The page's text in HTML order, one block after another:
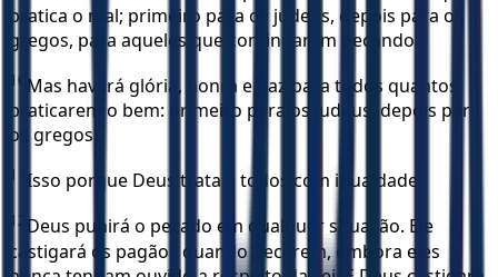
pratica o mal; primeiro para os judeus, depois para os
gregos, para aqueles que continuarem pecando.
10 Mas haverá glória, honra e paz para todos quantos
praticarem o bem: primeiro para os judeus, depois para
os gregos.
11 Isso porque Deus trata a todos com igualdade.
12 Deus punirá o pecado em qualquer situação. Ele
castigará os pagãos quando pecarem, embora eles